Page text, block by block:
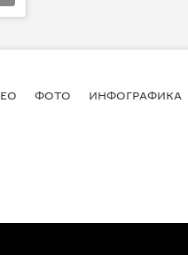
ФОТО ИНФОГРАФИКА